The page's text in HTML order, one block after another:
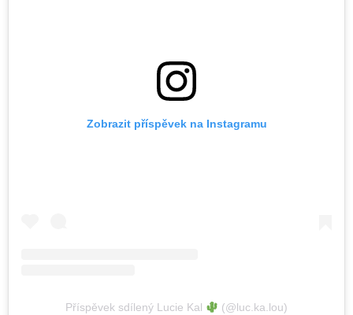
Zobrazit příspěvek na Instagramu
Příspěvek sdílený Lucie Kal (@luc.ka.lou)